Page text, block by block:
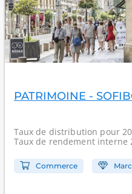
PATRIMOINE -
Taux de distribution pour
Taux de rendement interne
Commerce